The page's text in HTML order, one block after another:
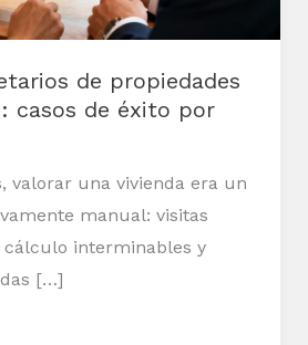
de propiedades
casos de éxito por
valorar una vivienda era un
manual: visitas
cálculo interminables y
[…]